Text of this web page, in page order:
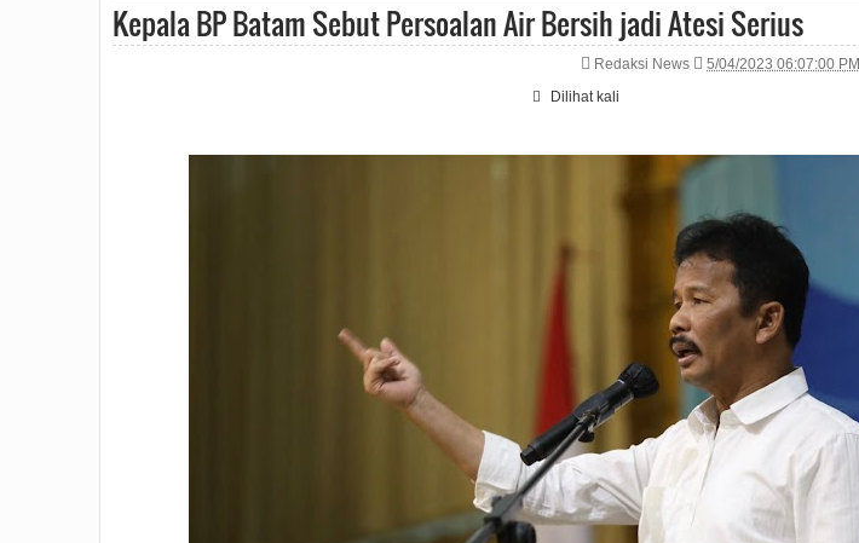
Kepala BP Batam Sebut Persoalan Air Bersih jadi Atesi Serius
Redaksi News 5/04/2023 06:07:00 PM
Dilihat kali